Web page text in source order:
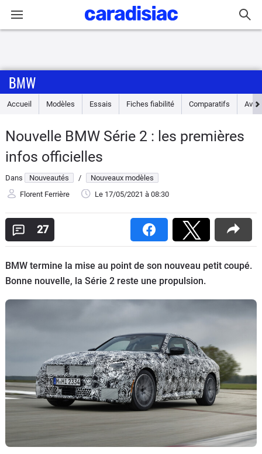
Accueil
Essais
Guide
d'achat
Electriques
Utilitaires
Flottes
Moto
Marques
BMW
Accueil Modèles Essais Fiches fiabilité Comparatifs Avis
Nouvelle BMW Série 2 : les premières
infos officielles
Dans Nouveautés /
Nouveaux modèles
Florent Ferrière
Le 17/05/2021 à 08:30
27
BMW termine la mise au point de son nouveau petit coupé.
Bonne nouvelle, la Série 2 reste une propulsion.